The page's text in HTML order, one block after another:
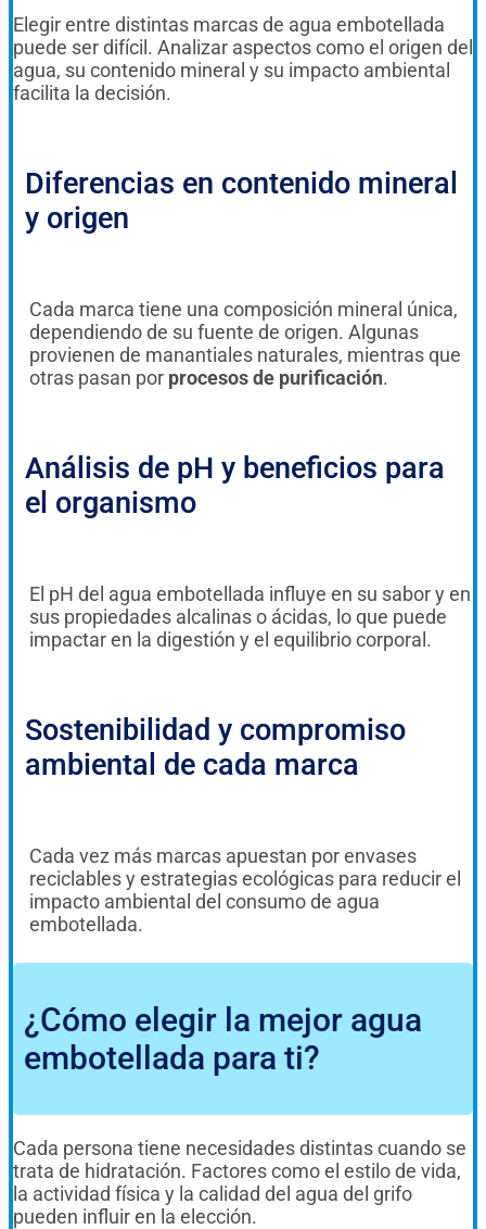
Elegir entre distintas marcas de agua embotellada
puede ser difícil. Analizar aspectos como el origen del
agua, su contenido mineral y su impacto ambiental
facilita la decisión.
Diferencias en contenido mineral
y origen
Cada marca tiene una composición mineral única,
dependiendo de su fuente de origen. Algunas
provienen de manantiales naturales, mientras que
otras pasan por procesos de purificación.
Análisis de pH y beneficios para
el organismo
El pH del agua embotellada influye en su sabor y en
sus propiedades alcalinas o ácidas, lo que puede
impactar en la digestión y el equilibrio corporal.
Sostenibilidad y compromiso
ambiental de cada marca
Cada vez más marcas apuestan por envases
reciclables y estrategias ecológicas para reducir el
impacto ambiental del consumo de agua
embotellada.
¿Cómo elegir la mejor agua
embotellada para ti?
Cada persona tiene necesidades distintas cuando se
trata de hidratación. Factores como el estilo de vida,
la actividad física y la calidad del agua del grifo
pueden influir en la elección.